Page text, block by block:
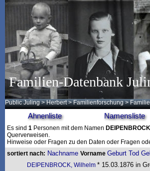
Familien-Datenbank
Public Juling >Herbert >Familienforschung >
Ahnenliste Namensliste
Es sind 1 Personen mit dem Namen DEIPENBROCK
Querverweisen.
Hinweise oder Fragen zu den Daten oder Fragen
sortiert nach: Nachname Vorname Geburt Tod
DEIPENBROCK, Wilhelm * 15.03.1876 in